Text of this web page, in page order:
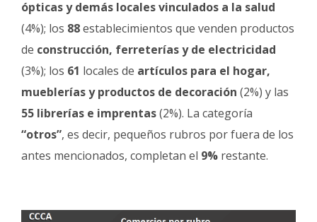
ópticas y demás locales vinculados a la salud
(4%); los 88establecimientos que venden productos
de construcción, ferreterías y de electricidad
(3%); los 61 locales de artículos para el hogar,
mueblerías y productos de decoración (2%) y las
55 librerías e imprentas(2%). La categoría
“otros”, es decir, pequeños rubros por fuera de los
antes mencionados, completan el 9% restante.